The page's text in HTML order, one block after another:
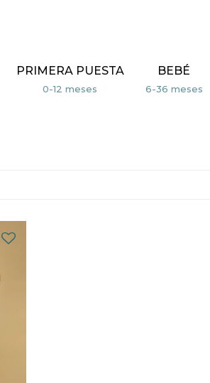
PRIMERA PUESTA BEBÉ